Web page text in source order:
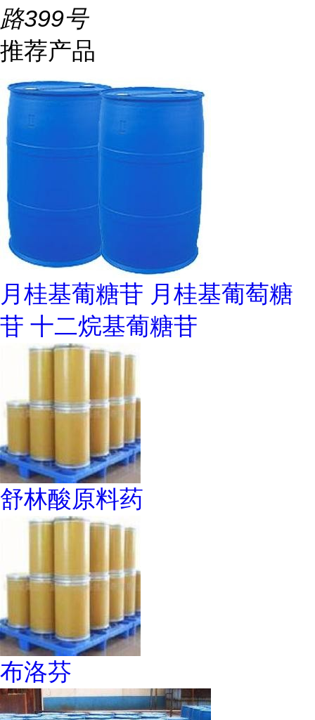
路399号
推荐产品
月桂基葡糖苷 月桂基葡萄糖
苷 十二烷基葡糖苷
舒林酸原料药
布洛芬